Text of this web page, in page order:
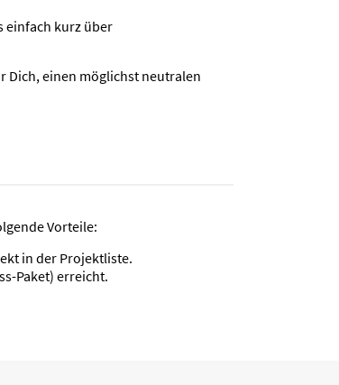
einfach kurz über
Dich, einen möglichst neutralen
Vorteile:
in der Projektliste.
Paket) erreicht.